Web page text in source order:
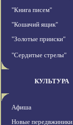
"Книга писем"
"Кошачий ящик"
"Золотые прииски"
"Сердитые стрелы"
КУЛЬТУРА
Афиша
Новые передвжиники